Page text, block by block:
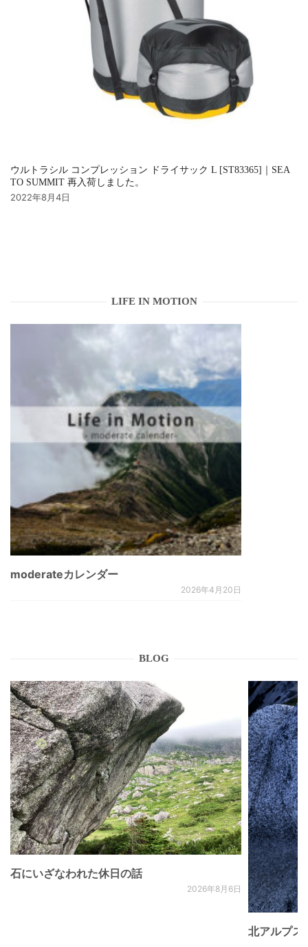
ウルトラシル コンプレッション ドライサック L [ST83365]｜SEA
TO SUMMIT 再入荷しました。
2022年8月4日
LIFE IN MOTION
moderateカレンダー
2026年4月20日
BLOG
石にいざなわれた休日の話
2026年8月6日
北アルプ